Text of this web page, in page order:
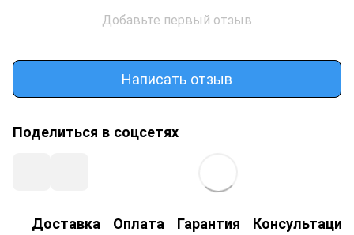
Добавьте первый отзыв
Написать отзыв
Поделиться в соцсетях
Доставка Оплата Гарантия Консультация